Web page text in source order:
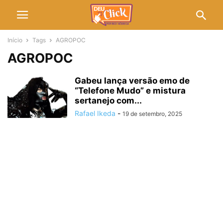
Início Tags AGROPOC
AGROPOC
Gabeu lança versão emo de
“Telefone Mudo” e mistura
sertanejo com...
Rafael Ikeda - 19 de setembro, 2025